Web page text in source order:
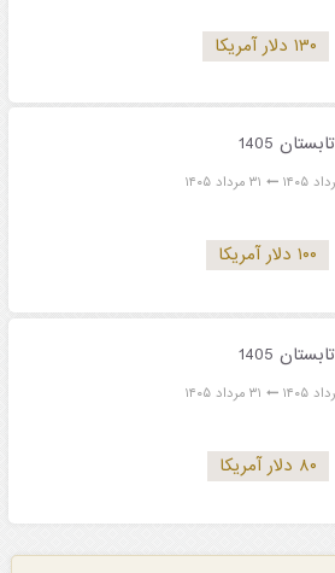
۱۳۰ دلار آمریکا
۳۱ مرداد ۱۴۰۵
۱۰۰ دلار آمریکا
۳۱ مرداد ۱۴۰۵
۸۰ دلار آمریکا